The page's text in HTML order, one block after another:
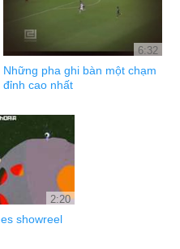
6:32
Những pha ghi bàn một chạm
đỉnh cao nhất
2:20
showreel